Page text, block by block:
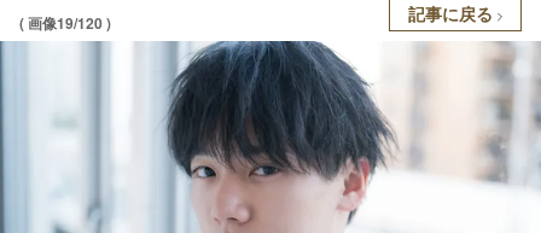
( 画像19/120 ) 記事に戻る